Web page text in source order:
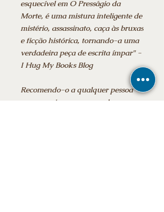
esquecível em O Presságio da
Morte, é uma mistura inteligente de
mistério, assassinato, caça às bruxas
e ficção histórica, tornando-a uma
verdadeira peça de escrita ímpar" -
I Hug My Books Blog
Recomendo-o a qualquer pessoa
que aprecie um romance bem